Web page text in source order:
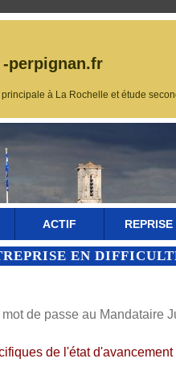
-perpignan.fr
principale à La Rochelle et étude
ACTIF REPRISE
EN
de passe au Mandataire
de l'état d'avancement